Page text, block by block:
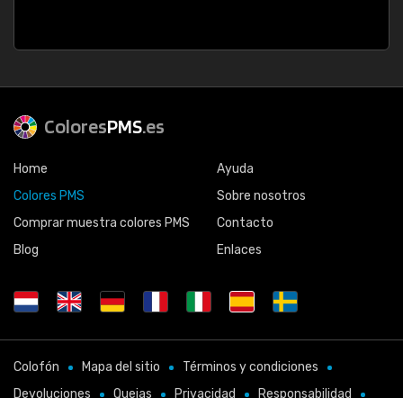
ColoresPMS.es
Home
Colores PMS
Comprar muestra colores PMS
Blog
Ayuda
Sobre nosotros
Contacto
Enlaces
Colofón Mapa del sitio
Términos y condiciones
Devoluciones
Quejas Privacidad Responsabilidad